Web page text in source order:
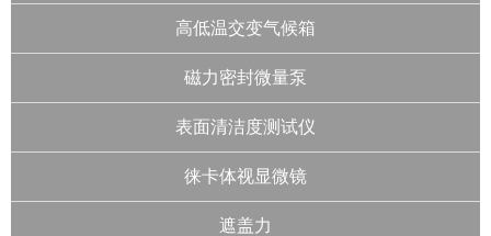
高低温交变气候箱
磁力密封微量泵
表面清洁度测试仪
徕卡体视显微镜
遮盖力